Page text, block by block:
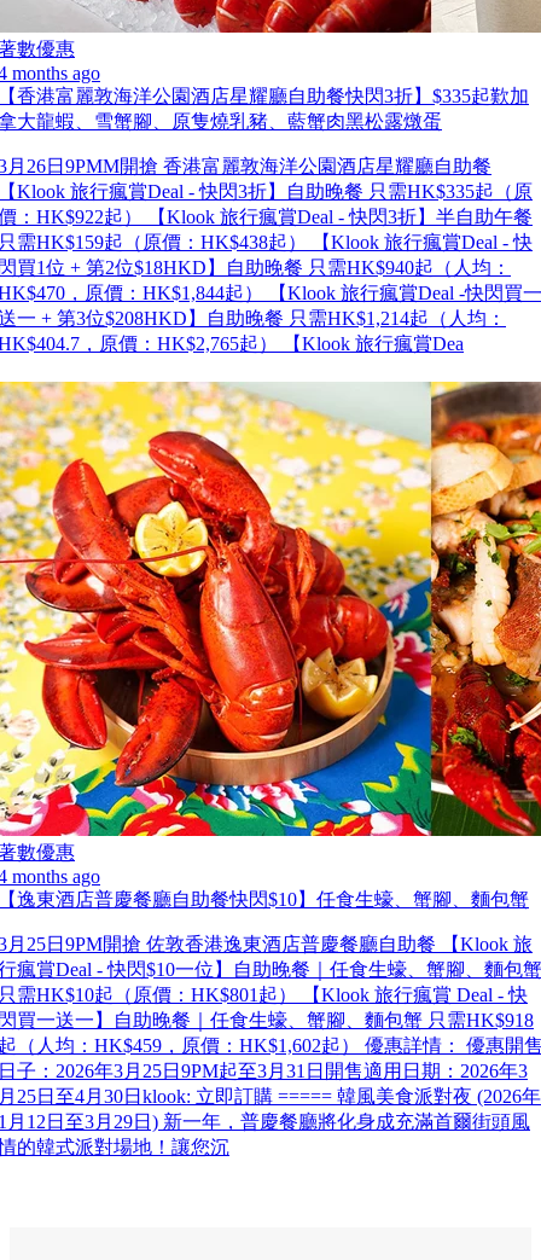
數優惠
months ago
香港富麗敦海洋公園酒店星耀廳自助餐快閃3折】$335起歎加
大龍蝦、雪蟹腳、原隻燒乳豬、藍蟹肉黑松露燉蛋
月26日9PMM開搶 香港富麗敦海洋公園酒店星耀廳自助餐
Klook 旅行瘋賞Deal - 快閃3折】自助晚餐 只需HK$335起（原
：HK$922起） 【Klook 旅行瘋賞Deal - 快閃3折】半自助午餐
需HK$159起（原價：HK$438起） 【Klook 旅行瘋賞Deal - 快
買1位 + 第2位$18HKD】自助晚餐 只需HK$940起（人均：
，原價：HK$1,844起） 【Klook 旅行瘋賞Deal -快閃買一
一 + 第3位$208HKD】自助晚餐 只需HK$1,214起（人均：
，原價：HK$2,765起） 【Klook 旅行瘋賞Dea
數優惠
months ago
逸東酒店普慶餐廳自助餐快閃$10】任食生蠔、蟹腳、麵包蟹
月25日9PM開搶 佐敦香港逸東酒店普慶餐廳自助餐 【Klook 旅
瘋賞Deal - 快閃$10一位】自助晚餐｜任食生蠔、蟹腳、麵包蟹
需HK$10起（原價：HK$801起） 【Klook 旅行瘋賞 Deal - 快
買一送一】自助晚餐｜任食生蠔、蟹腳、麵包蟹 只需HK$918
（人均：HK$459，原價：HK$1,602起） 優惠詳情： 優惠開
子：2026年3月25日9PM起至3月31日開售適用日期：2026年3
25日至4月30日klook: 立即訂購 ===== 韓風美食派對夜 (2026年
月12日至3月29日) 新一年，普慶餐廳將化身成充滿首爾街頭風
的韓式派對場地！讓您沉